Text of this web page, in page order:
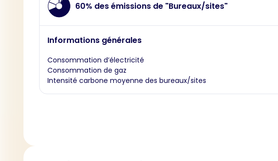
60% des émissions de "Bureaux/sites"
Informations générales
Consommation d’électricité
Consommation de gaz
Intensité carbone moyenne des bureaux/sites